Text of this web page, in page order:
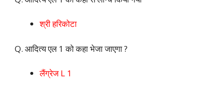
श्री हरिकोटा
Q. आदित्य एल 1 को कहा भेजा जाएगा ?
लैंग्रेज L 1